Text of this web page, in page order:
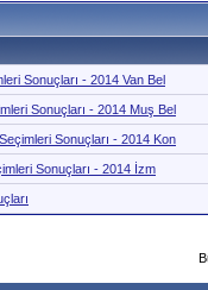
Sonuçları - 2014 Van Bel
Sonuçları - 2014 Muş Bel
Sonuçları - 2014 Kon
Sonuçları - 2014 İzm